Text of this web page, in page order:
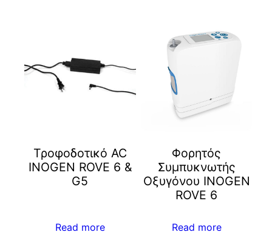
Τροφοδοτικό AC
INOGEN ROVE 6 &
G5
Read more
Φορητός
Συμπυκνωτής
Οξυγόνου INOGEN
ROVE 6
Read more